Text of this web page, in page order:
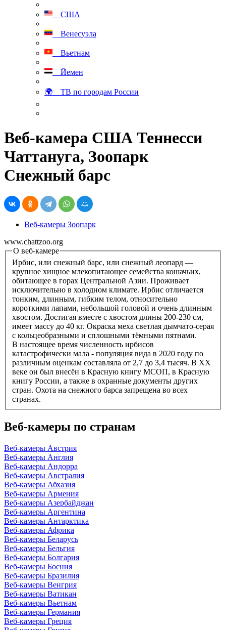
США
Венесуэла
Вьетнам
Йемен
🌍 ТВ по городам России
Веб-камера США Теннесси
Чаттануга, Зоопарк
Снежный барс
Веб-камеры Зоопарк
www.chattzoo.org
О веб-камере
Ирбис, или снежный барс, или снежный леопард —
крупное хищное млекопитающее семейства кошачьих,
обитающее в горах Центральной Азии. Проживает
исключительно в холодном климате. Ирбис отличается
тонким, длинным, гибким телом, относительно
короткими лапами, небольшой головой и очень длинным
хвостом. Достигая вместе с хвостом длины 200-230 см,
имеет массу до 40 кг. Окраска меха светлая дымчато-серая
с кольцеобразными и сплошными тёмными пятнами.
В настоящее время численность ирбисов
катастрофически мала - популяция вида в 2020 году по
различным оценкам составляла от 2,7 до 3,4 тысяч. В XX
веке он был внесён в Красную книгу МСОП, в Красную
книгу России, а также в охранные документы других
стран. Охота на снежного барса запрещена во всех
странах.
Веб-камеры по странам
Веб-камеры Австрия
Веб-камеры Англия
Веб-камеры Андорра
Веб-камеры Австралия
Веб-камеры Абхазия
Веб-камеры Армения
Веб-камеры Азербайджан
Веб-камеры Аргентина
Веб-камеры Антарктика
Веб-камеры Африка
Веб-камеры Беларусь
Веб-камеры Бельгия
Веб-камеры Болгария
Веб-камеры Босния
Веб-камеры Бразилия
Веб-камеры Венгрия
Веб-камеры Ватикан
Веб-камеры Вьетнам
Веб-камеры Германия
Веб-камеры Греция